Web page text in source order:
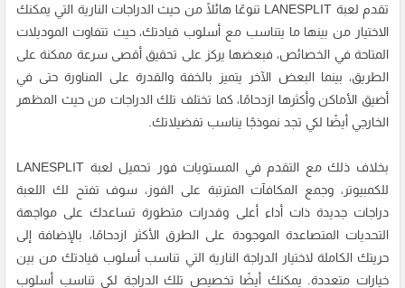
تقدم لعبة LANESPLIT تنوعًا هائلًا من حيث الدراجات النارية التي يمكنك
الاختيار من بينها ما يتناسب مع أسلوب قيادتك، حيث تتفاوت الموديلات
المتاحة في الخصائص، فبعضها يركز على تحقيق أقصى سرعة ممكنة على
الطريق، بينما البعض الآخر يتميز بالخفة والقدرة على المناورة حتى في
أضيق الأماكن وأكثرها ازدحامًا، كما تختلف تلك الدراجات من حيث المظهر
الخارجي أيضًا لكي تجد نموذجًا يناسب تفضيلاتك.
بخلاف ذلك مع التقدم في المستويات فور تحميل لعبة LANESPLIT
للكمبيوتر، وجمع المكافآت المترتبة على الفوز، سوف تفتح لك اللعبة
دراجات جديدة ذات أداء أعلى وقدرات متطورة تساعدك على مواجهة
التحديات المتصاعدة الموجودة على الطرق الأكثر ازدحامًا، بالإضافة إلى
حريتك الكاملة لاختيار الدراجة النارية التي تناسب أسلوب قيادتك من بين
خيارات متعددة. يمكنك أيضًا تخصيص تلك الدراجة لكي تناسب أسلوب